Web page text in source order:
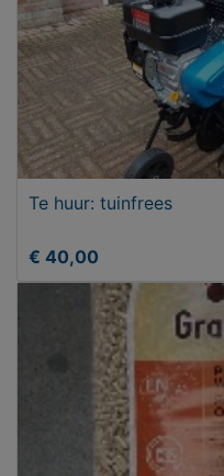
Te huur: tuinfrees
€ 40,00